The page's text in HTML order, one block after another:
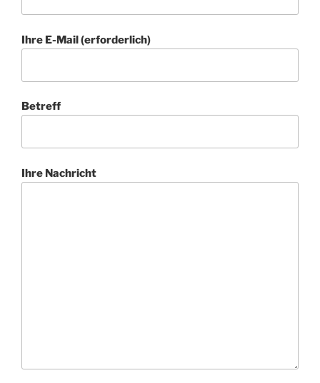
Ihre E-Mail (erforderlich)
Betreff
Ihre Nachricht